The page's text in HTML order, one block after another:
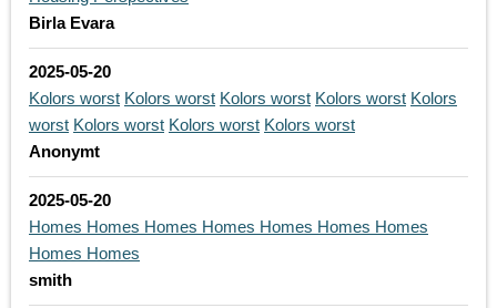
Birla Evara
2025-05-20
Kolors worst Kolors worst Kolors worst Kolors worst Kolors
worst Kolors worst Kolors worst Kolors worst
Anonymt
2025-05-20
Homes Homes Homes Homes Homes Homes Homes
Homes Homes
smith